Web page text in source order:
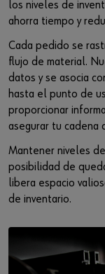
los niveles de
ahorra tiempo y
Cada pedido se
flujo de material.
datos y se asocia
hasta el punto de
proporcionar
asegurar tu cadena
Mantener niveles
posibilidad de
libera espacio
de inventario.